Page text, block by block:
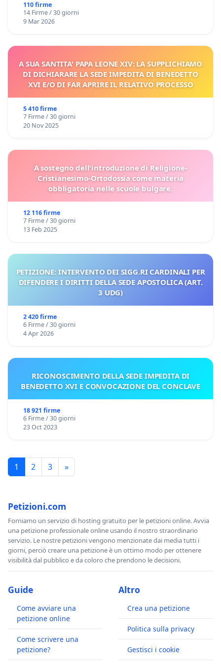
110 firme
14 Firme / 30 giorni
9 Mar 2026
A SUA SANTITA' PAPA LEONE XIV: LA SUPPLICHIAMO
DI DICHIARARE LA SEDE IMPEDITA DI BENEDETTO
XVI E/O DI FAR APRIRE IL RELATIVO PROCESSO
5 410 firme
7 Firme / 30 giorni
20 Nov 2025
A sostegno dell'introduzione di Religione-
Cristianesimo-Ortodossia come materia
obbligatoria nelle scuole bulgare.
12 116 firme
7 Firme / 30 giorni
13 Feb 2025
PETIZIONE: INTERVENTO DEI SIGG.RI CARDINALI PER
DIFENDERE I DIRITTI DELLA SEDE APOSTOLICA (ART.
3 UDG)
2 420 firme
6 Firme / 30 giorni
4 Apr 2026
RICONOSCIMENTO DELLA SEDE IMPEDITA DI
BENEDETTO XVI E CONVOCAZIONE DEL CONCLAVE
18 921 firme
6 Firme / 30 giorni
23 Oct 2023
1 2 3 »
Petizioni.com
Forniamo un servizio di hosting gratuito per le petizioni online. Avvia
una petizione professionale online usando il nostro straordinario
servizio. Le nostre petizioni vengono menzionate dai media tutti i
giorni, perciò creare una petizione è un ottimo modo per ottenere
visibilità dal pubblico e da coloro che prendono le decisioni.
Guide
Come avviare una
petizione online
Come scrivere una
petizione?
Altro
Crea una petizione
Politica sulla privacy
Gestisci i cookie